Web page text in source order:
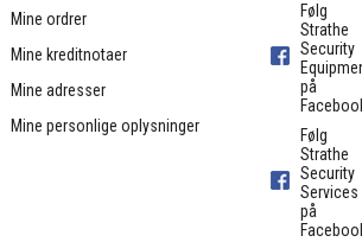
Mine ordrer
Mine kreditnotaer
Mine adresser
Mine personlige oplysninger
Følg
Strathe
Security
på
Følg
Strathe
Security
Services
på